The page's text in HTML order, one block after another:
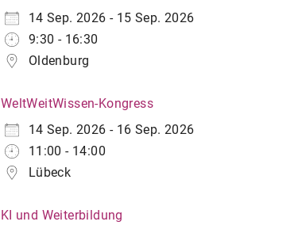
14 Sep. 2026 - 15 Sep. 2026
9:30 - 16:30
Oldenburg
WeltWeitWissen-Kongress
14 Sep. 2026 - 16 Sep. 2026
11:00 - 14:00
Lübeck
KI und Weiterbildung